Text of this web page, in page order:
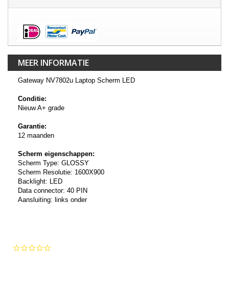
MEER INFORMATIE
Gateway NV7802u Laptop Scherm LED
Conditie:
Nieuw A+ grade
Garantie:
12 maanden
Scherm eigenschappen:
Scherm Type: GLOSSY
Scherm Resolutie: 1600X900
Backlight: LED
Data connector: 40 PIN
Aansluiting: links onder